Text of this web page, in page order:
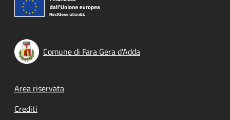
Comune di Fara Gera d'Adda
Footer menu
Area riservata
Crediti